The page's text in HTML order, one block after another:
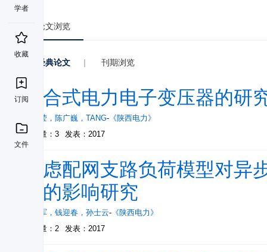
学者
收藏
订阅
文件
论文浏览
经典论文 | 刊期浏览
混合式电力电子变压器的研
唐莹莹 ， 陈广巍 ， TANG- 《陕西电力》
被引量：3
发表：2017
考虑配网支路负荷模型对
性的影响研究
司大军 ， 钱迎春 ， 孙士云- 《陕西电力》
被引量：2
发表：2017